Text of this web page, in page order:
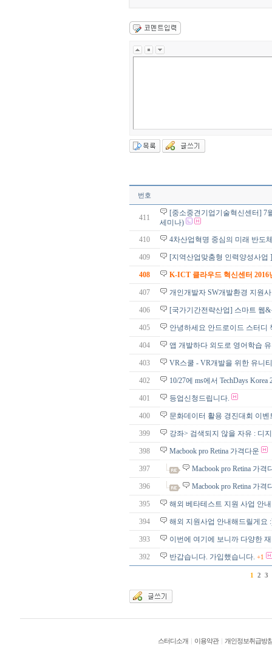
번호
411
[중소중견기업기술혁신센터] 7
세미나)
410
4차산업혁명 중심의 미래 반도
409 [지역산업맞춤형 인력양성사업
408 K-ICT 클라우드 혁신센터 2016
407 개인개발자 SW개발환경 지원
406 [국가기간전략산업] 스마트 웹
405 안녕하세요 안드로이드 스터디
404 앱 개발하다 외도로 영어학습
403 VR스쿨 - VR개발을 위한 유니
402 10/27에 ms에서 TechDays
401 등업신청드립니다.
400 문화데이터 활용 경진대회 이벤
399 강좌> 검색되지 않을 자유 : 디
398 Macbook pro Retina 가격다운
397 Macbook pro Retina 가격
396 Macbook pro Retina 가격
395 해외 베타테스트 지원 사업 안
394 해외 지원사업 안내해드릴게요
393 이번에 여기에 보니까 다양한
392 반갑습니다. 가입했습니다. +1
1 2 3
스터디소개 | 이용약관 | 개인정보취급방